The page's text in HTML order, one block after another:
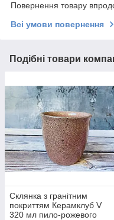
Повернення товару
Всі умови повернення
Подібні товари
Склянка з гранітним
покриттям Керамклуб V
320 мл пило-рожевого